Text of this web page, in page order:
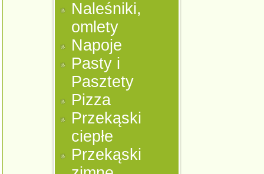
Naleśniki,
omlety
Napoje
Pasty i
Pasztety
Pizza
Przekąski
ciepłe
Przekąski